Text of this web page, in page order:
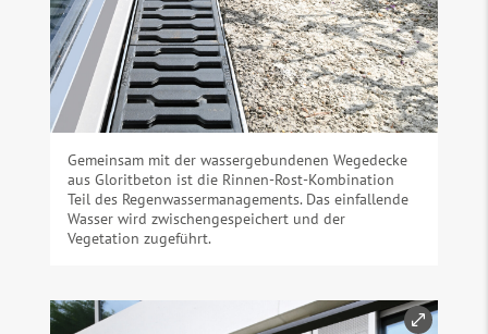
Gemeinsam mit der wassergebundenen Wegedecke
aus Gloritbeton ist die Rinnen-Rost-Kombination
Teil des Regenwassermanagements. Das einfallende
Wasser wird zwischengespeichert und der
Vegetation zugeführt.